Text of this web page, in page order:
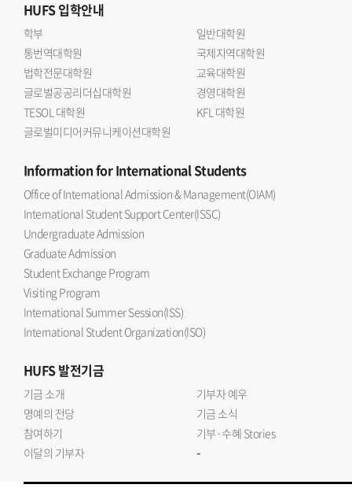
HUFS입학안내
학부
일반대학원
통번역대학원
국제지역대학원
법학전문대학원
교육대학원
글로벌공공리더십대학원
경영대학원
TESOL 대학원
KFL 대학원
글로벌미디어커뮤니케이션대학원
Informationfor International Students
Office of International Admission & Management(OIAM)
International Student Support Center(ISSC)
Undergraduate Admission
Graduate Admission
Student Exchange Program
Visiting Program
International Summer Session(ISS)
International Student Organization(ISO)
HUFS발전기금
기금 소개
기부자 예우
명예의 전당
기금 소식
참여하기
기부·수혜 Stories
이달의 기부자
-